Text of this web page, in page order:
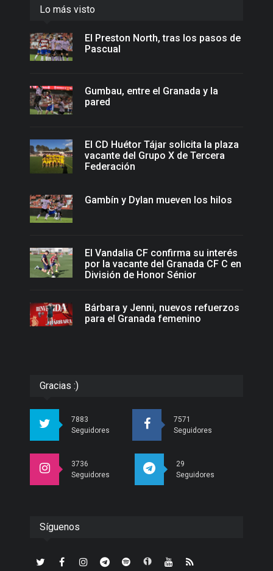
Lo más visto
El Preston North, tras los pasos de
Pascual
Gumbau, entre el Granada y la
pared
El CD Huétor Tájar solicita la plaza
vacante del Grupo X de Tercera
Federación
Gambín y Dylan mueven los hilos
El Vandalia CF confirma su interés
por la vacante del Granada CF C en
División de Honor Sénior
Bárbara y Jenni, nuevos refuerzos
para el Granada femenino
Gracias :)
7883
Seguidores
7571
Seguidores
3736
Seguidores
29
Seguidores
Síguenos